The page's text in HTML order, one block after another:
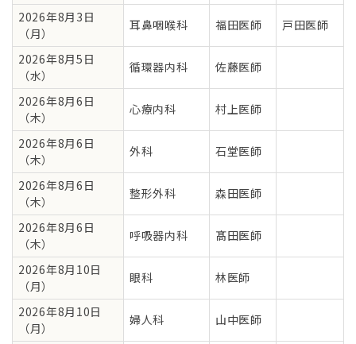
2026年8月3日
（月）
耳鼻咽喉科 福田医師 戸田医師
2026年8月5日
（水）
循環器内科 佐藤医師
2026年8月6日
（木）
心療内科 村上医師
2026年8月6日
（木）
外科 石堂医師
2026年8月6日
（木）
整形外科 森田医師
2026年8月6日
（木）
呼吸器内科 髙田医師
2026年8月10日
（月）
眼科 林医師
2026年8月10日
（月）
婦人科 山中医師